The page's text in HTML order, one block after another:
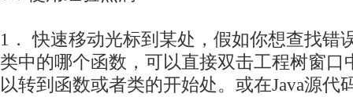
1． 快速移动光标到某处，假如你想查找错
类中的哪个函数，可以直接双击工程树窗口
以转到函数或者类的开始处。或在Java源代